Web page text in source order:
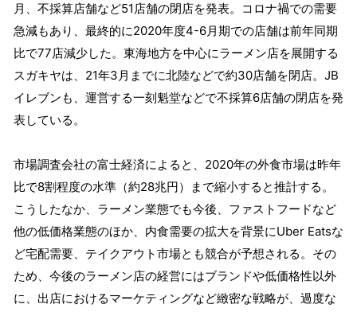
月、不採算店舗など51店舗の閉店を発表。コロナ禍での需要
急減もあり、最終的に2020年度4-6月期での店舗は前年同期
比で77店減少した。東海地方を中心にラーメン店を展開する
スガキヤは、21年3月までに北陸などで約30店舗を閉店。JB
イレブンも、運営する一刻魁堂などで不採算6店舗の閉店を発
表している。
市場調査会社の富士経済によると、2020年の外食市場は昨年
比で8割程度の水準（約28兆円）まで縮小すると推計する。
こうしたなか、ラーメン業態でも今後、ファストフードなど
他の低価格業態のほか、内食需要の拡大を背景にUber Eatsな
ど宅配需要、テイクアウト市場とも競合が予想される。その
ため、今後のラーメン店の経営にはブランドや低価格性以外
に、出店におけるマーケティングなど緻密な戦略が、過度な